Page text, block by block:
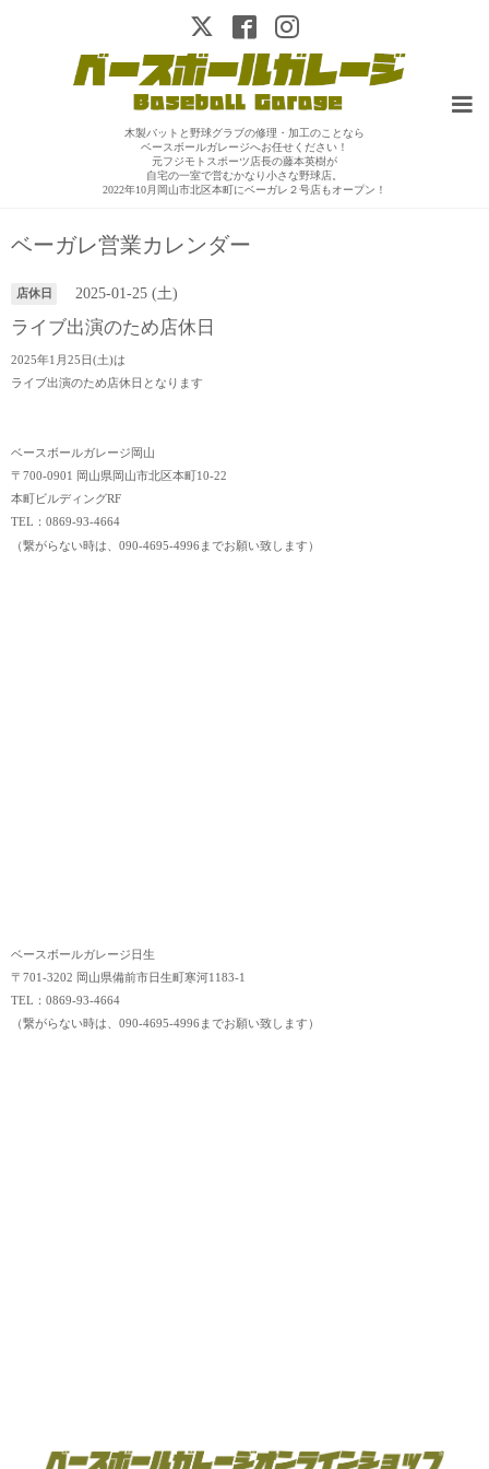
木製バットと野球グラブの修理・加工のことなら
ベースボールガレージへお任せください！
元フジモトスポーツ店長の藤本英樹が
自宅の一室で営むかなり小さな野球店。
2022年10月岡山市北区本町にベーガレ２号店もオープン！
ベーガレ営業カレンダー
店休日 2025-01-25 (土)
ライブ出演のため店休日
2025年1月25日(土)は
ライブ出演のため店休日となります
ベースボールガレージ岡山
〒700-0901 岡山県岡山市北区本町10-22
本町ビルディングRF
TEL：0869-93-4664
（繋がらない時は、090-4695-4996までお願い致します）
ベースボールガレージ日生
〒701-3202 岡山県備前市日生町寒河1183-1
TEL：0869-93-4664
（繋がらない時は、090-4695-4996までお願い致します）